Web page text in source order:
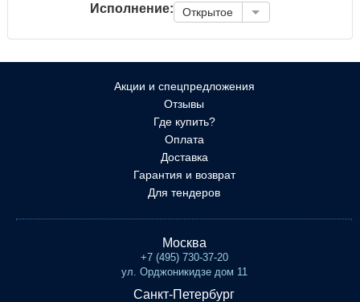
Исполнение: Открытое
Акции и спецпредложения
Отзывы
Где купить?
Оплата
Доставка
Гарантия и возврат
Для тендеров
Москва
+7 (495) 730-37-20
ул. Орджоникидзе дом 11
Санкт-Петербург